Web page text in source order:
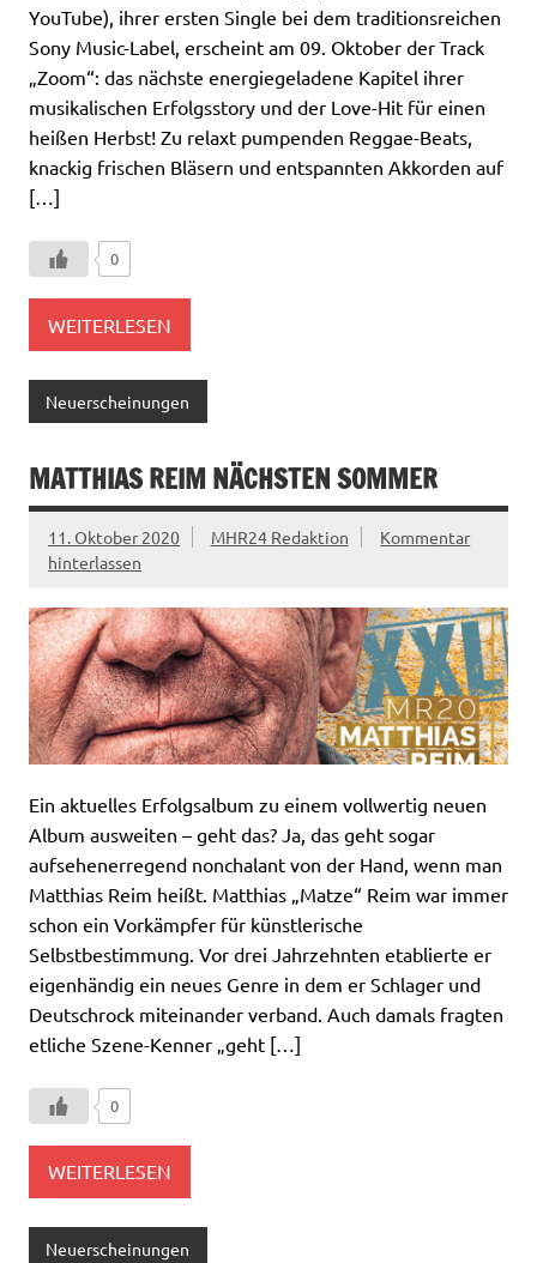
YouTube), ihrer ersten Single bei dem traditionsreichen
Sony Music-Label, erscheint am 09. Oktober der Track
„Zoom“: das nächste energiegeladene Kapitel ihrer
musikalischen Erfolgsstory und der Love-Hit für einen
heißen Herbst! Zu relaxt pumpenden Reggae-Beats,
knackig frischen Bläsern und entspannten Akkorden auf
[…]
0
WEITERLESEN
Neuerscheinungen
MATTHIAS REIM NÄCHSTEN SOMMER
11. Oktober 2020 MHR24 Redaktion
Kommentar
hinterlassen
Ein aktuelles Erfolgsalbum zu einem vollwertig neuen
Album ausweiten – geht das? Ja, das geht sogar
aufsehenerregend nonchalant von der Hand, wenn man
Matthias Reim heißt. Matthias „Matze“ Reim war immer
schon ein Vorkämpfer für künstlerische
Selbstbestimmung. Vor drei Jahrzehnten etablierte er
eigenhändig ein neues Genre in dem er Schlager und
Deutschrock miteinander verband. Auch damals fragten
etliche Szene-Kenner „geht […]
0
WEITERLESEN
Neuerscheinungen